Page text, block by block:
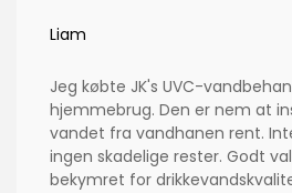
Liam
Jeg købte JK's UVC-
hjemmebrug. Den er nem at
vandet fra vandhanen rent.
ingen skadelige rester. Godt
bekymret for